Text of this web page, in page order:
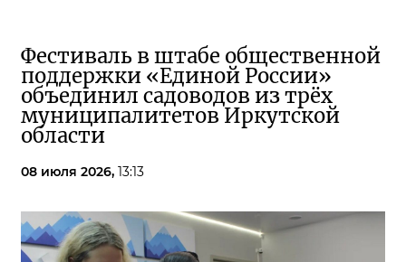
Фестиваль в штабе общественной
поддержки «Единой России»
объединил садоводов из трёх
муниципалитетов Иркутской
области
08 июля 2026, 13:13